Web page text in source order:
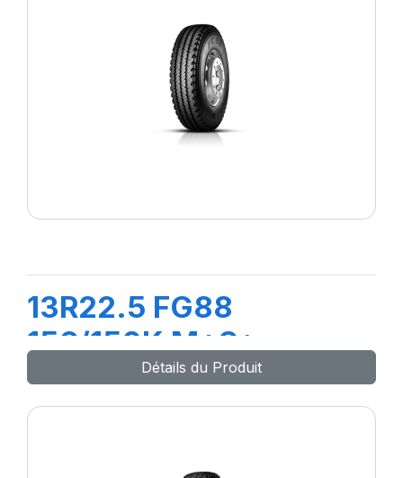
13R22.5 FG88
156/150K M+S*
Détails du Produit